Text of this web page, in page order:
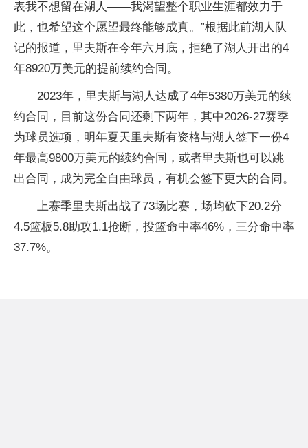
表我不想留在湖人——我渴望整个职业生涯都效力于
此，也希望这个愿望最终能够成真。”根据此前湖人队
记的报道，里夫斯在今年六月底，拒绝了湖人开出的4
年8920万美元的提前续约合同。
2023年，里夫斯与湖人达成了4年5380万美元的续
约合同，目前这份合同还剩下两年，其中2026-27赛季
为球员选项，明年夏天里夫斯有资格与湖人签下一份4
年最高9800万美元的续约合同，或者里夫斯也可以跳
出合同，成为完全自由球员，有机会签下更大的合同。
上赛季里夫斯出战了73场比赛，场均砍下20.2分
4.5篮板5.8助攻1.1抢断，投篮命中率46%，三分命中率
37.7%。